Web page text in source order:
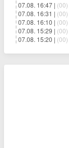
07.08. 16:47 | (00)
07.08. 16:31 | (00)
07.08. 16:10 | (00)
07.08. 15:29 | (00)
07.08. 15:20 | (00)